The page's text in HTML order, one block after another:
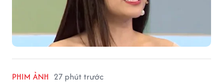
PHIM ẢNH 27 phút trước